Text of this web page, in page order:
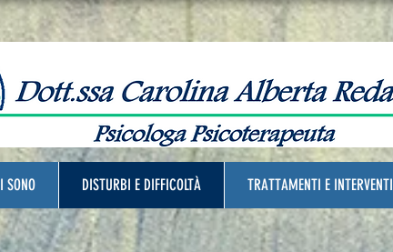
SONO DISTURBI E DIFFICOLTÀ TRATTAMENTI E INTERVENTI